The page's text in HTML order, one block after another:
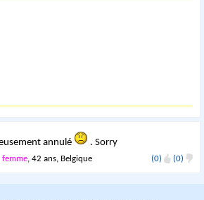
annulé . Sorry
femme, 42 ans, Belgique (0) (0)